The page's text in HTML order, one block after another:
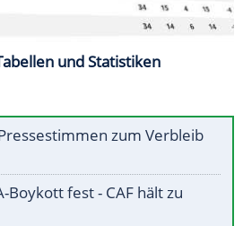
und Statistiken
zum Verbleib
Boykott fest - CAF hält zu